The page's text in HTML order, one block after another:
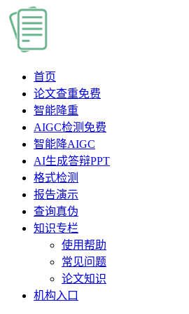
首页
论文查重免费
智能降重
AIGC检测 免费
智能降AIGC
AI生成答辩PPT
格式检测
报告演示
查询真伪
知识专栏
使用帮助
常见问题
论文知识
机构入口